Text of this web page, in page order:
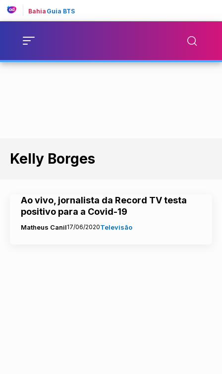
Bahia Guia BTS
Kelly Borges
Ao vivo, jornalista da Record TV testa
positivo para a Covid-19
Matheus Canil17/06/2020Televisão